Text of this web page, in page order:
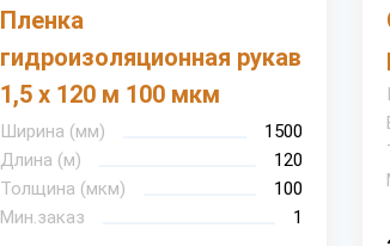
Пленка
гидроизоляционная рукав
1,5 х 120 м 100 мкм
Ширина (мм)
1500
Длина (м)
120
Толщина (мкм)
100
Мин.заказ
1